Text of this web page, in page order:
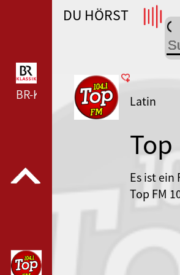
WDR 4 --- WDR 4 ---
BR-KLASSIK --- BR-KLASSIK ---
DU HÖRST
Latin
Top
Es ist ein
Top FM